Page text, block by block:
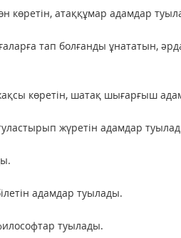
көретін, атаққұмар адамдар
тап болғанды ұнататын,
көретін, шатақ шығарғыш
жүретін адамдар
адамдар туылады.
туылады.